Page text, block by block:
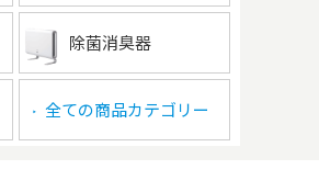
除菌消臭器
▶ 全ての商品カテゴリー